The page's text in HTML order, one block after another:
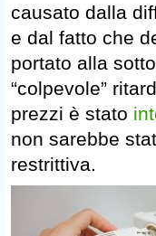
causato dalla
e dal fatto che
portato alla
“colpevole”
prezzi è stato
non sarebbe
restrittiva.